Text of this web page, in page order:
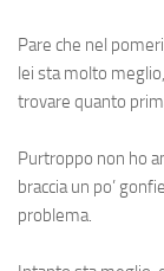
Pare che nel
lei sta molto
trovare quanto
Purtroppo non ho
braccia un po’
problema.